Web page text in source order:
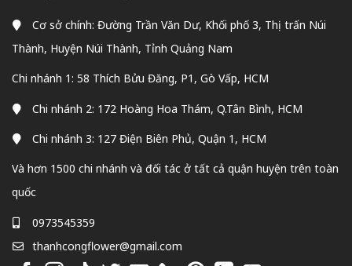
Cơ sở chính: Đường Trần Văn Dư, Khối phố 3, Thị trấn Núi
Thành, Huyện Núi Thành, Tỉnh Quảng Nam
Chi nhánh 1: 58 Thích Bửu Đăng, P1, Gò Vấp, HCM
Chi nhánh 2: 172 Hoàng Hoa Thám, Q.Tân Bình, HCM
Chi nhánh 3: 127 Điện Biên Phủ, Quận 1, HCM
Và hơn 1500 chi nhánh và đối tác ở tất cả quận huyện trên toàn
quốc
0973545359
thanhcongflower@gmail.com